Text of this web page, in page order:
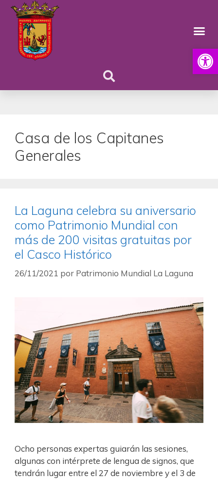
Abrir
Casa de los Capitanes
Generales
La Laguna celebra su aniversario
como Patrimonio Mundial con
más de 200 visitas gratuitas por
el Casco Histórico
26/11/2021 por Patrimonio Mundial La Laguna
Ocho personas expertas guiarán las sesiones,
algunas con intérprete de lengua de signos, que
tendrán lugar entre el 27 de noviembre y el 3 de